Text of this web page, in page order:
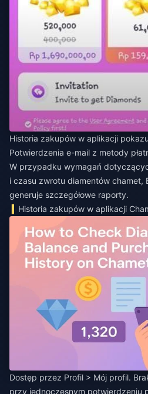
Historia zakupów w aplikacji
Potwierdzenia e-mail z metody
W przypadku wymagań
i czasu zwrotu diamentów chamet,
generuje szczegółowe raporty.
Historia zakupów w aplikacji
Dostęp przez Profil > Mój profil.
przy jednoczesnym potwierdzeniu